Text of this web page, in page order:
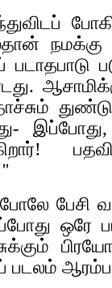
ஒரே